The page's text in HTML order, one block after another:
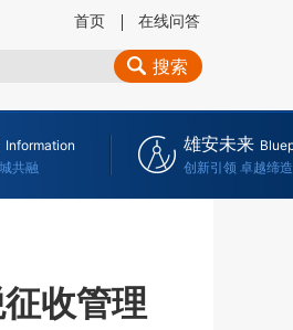
首页 在线问答
搜索
Information
共融
雄安未来
创新引领 卓越缔造
收管理